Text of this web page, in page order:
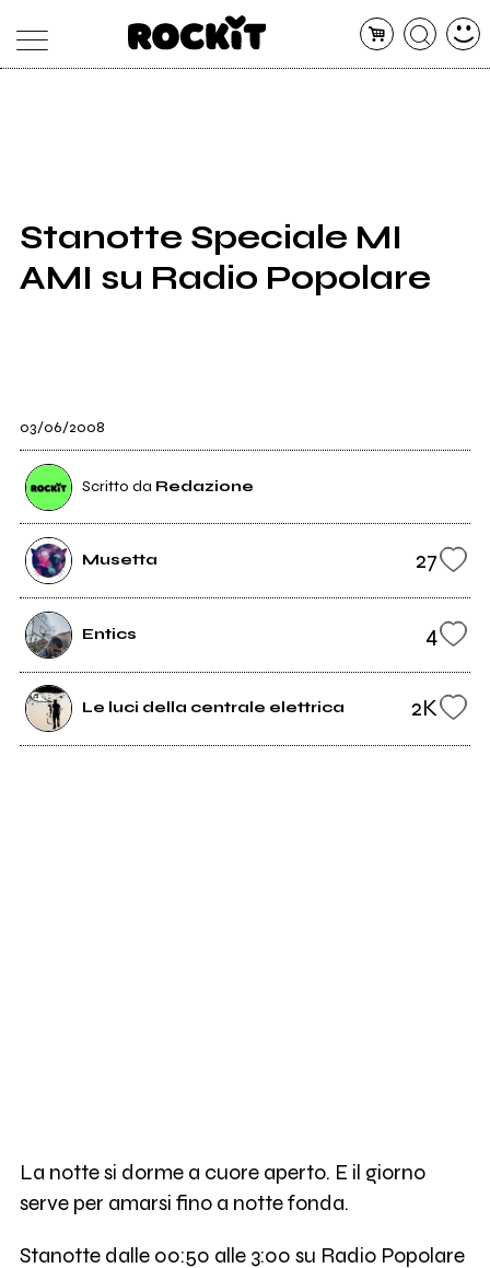
SHOP
RADIO
Stanotte Speciale MI
AMI su Radio Popolare
03/06/2008
Scritto da Redazione
Musetta 27
Entics 4
Le luci della centrale elettrica 2K
La notte si dorme a cuore aperto. E il giorno
serve per amarsi fino a notte fonda.
Stanotte dalle 00:50 alle 3:00 su Radio Popolare